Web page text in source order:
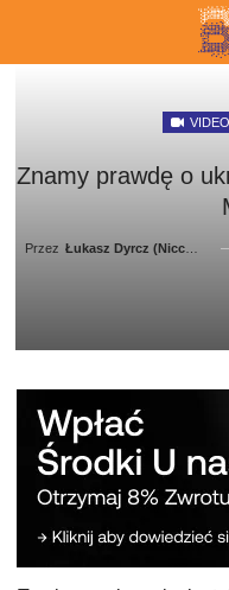
VIDEO
Znamy prawdę o
Przez Łukasz Dyrcz (Niccolo Aureliusz)